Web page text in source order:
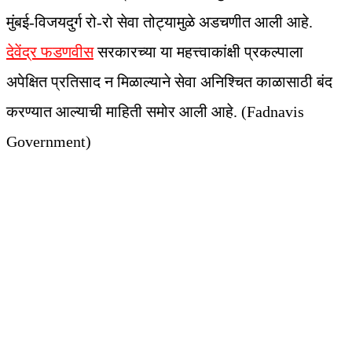
मुंबई-विजयदुर्ग रो-रो सेवा तोट्यामुळे अडचणीत आली आहे.
देवेंद्र फडणवीससरकारच्या या महत्त्वाकांक्षी प्रकल्पाला
अपेक्षित प्रतिसाद न मिळाल्याने सेवा अनिश्चित काळासाठी बंद
करण्यात आल्याची माहिती समोर आली आहे. (Fadnavis
Government)